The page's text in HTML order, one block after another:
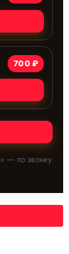
700 ₽
» — по звонку